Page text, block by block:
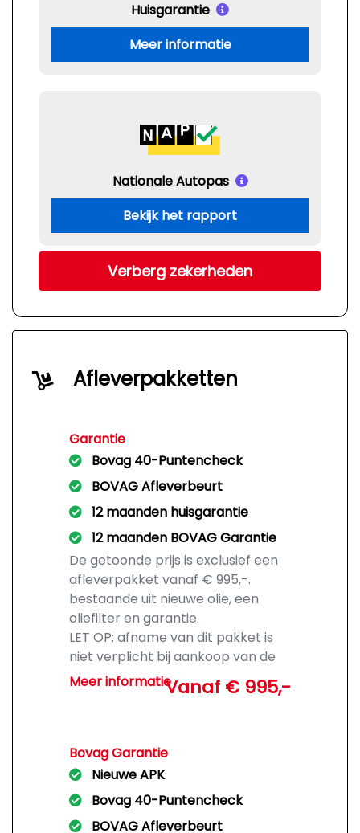
Huisgarantie
Meer informatie
Nationale Autopas
Bekijk het rapport
Verberg zekerheden
Afleverpakketten
Garantie
Bovag 40-Puntencheck
BOVAG Afleverbeurt
12 maanden huisgarantie
12 maanden BOVAG Garantie
De getoonde prijs is exclusief een
afleverpakket vanaf € 995,-.
bestaande uit nieuwe olie, een
oliefilter en garantie.
LET OP: afname van dit pakket is
niet verplicht bij aankoop van de
auto.
Meer informatieVanaf € 995,-
Bovag Garantie
Nieuwe APK
Bovag 40-Puntencheck
BOVAG Afleverbeurt